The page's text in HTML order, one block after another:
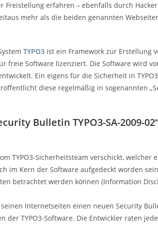
Freistellung erfahren – ebenfalls durch
mehr als die beiden genannten
TYPO3 ist ein Framework zur Erstellung
freie Software lizenziert. Die Software wird
Ein eigens für die Sicherheit in
diese regelmäßig in sogenannten
Bulletin TYPO3-SA-2009-
TYPO3-Sicherheitsteam verschickt,
im Kern der Software aufgedeckt worden
betrachtet werden können (Information
Internetseiten einen neuen Security
der TYPO3-Software. Die Entwickler raten